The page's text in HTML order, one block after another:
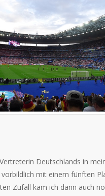
Deutschlands in
mit einem fünften
Zufall kam ich dann auch